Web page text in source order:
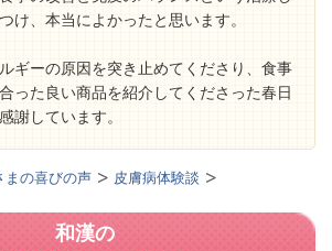
け、本当によかったと思います。
ギーの原因を突き止めてくださり、食事
った良い商品を紹介してくださった春日
謝しています。
まの喜びの声 皮膚病体験談
和漢の